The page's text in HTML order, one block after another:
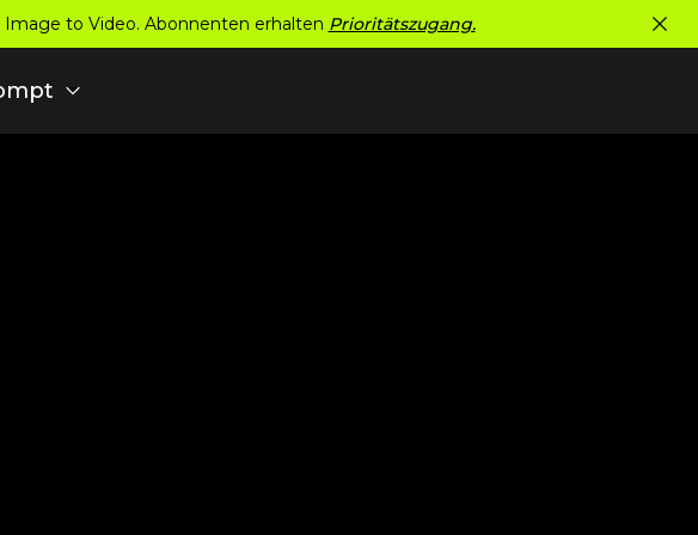
to Video. Abonnenten erhalten Prioritätszugang.